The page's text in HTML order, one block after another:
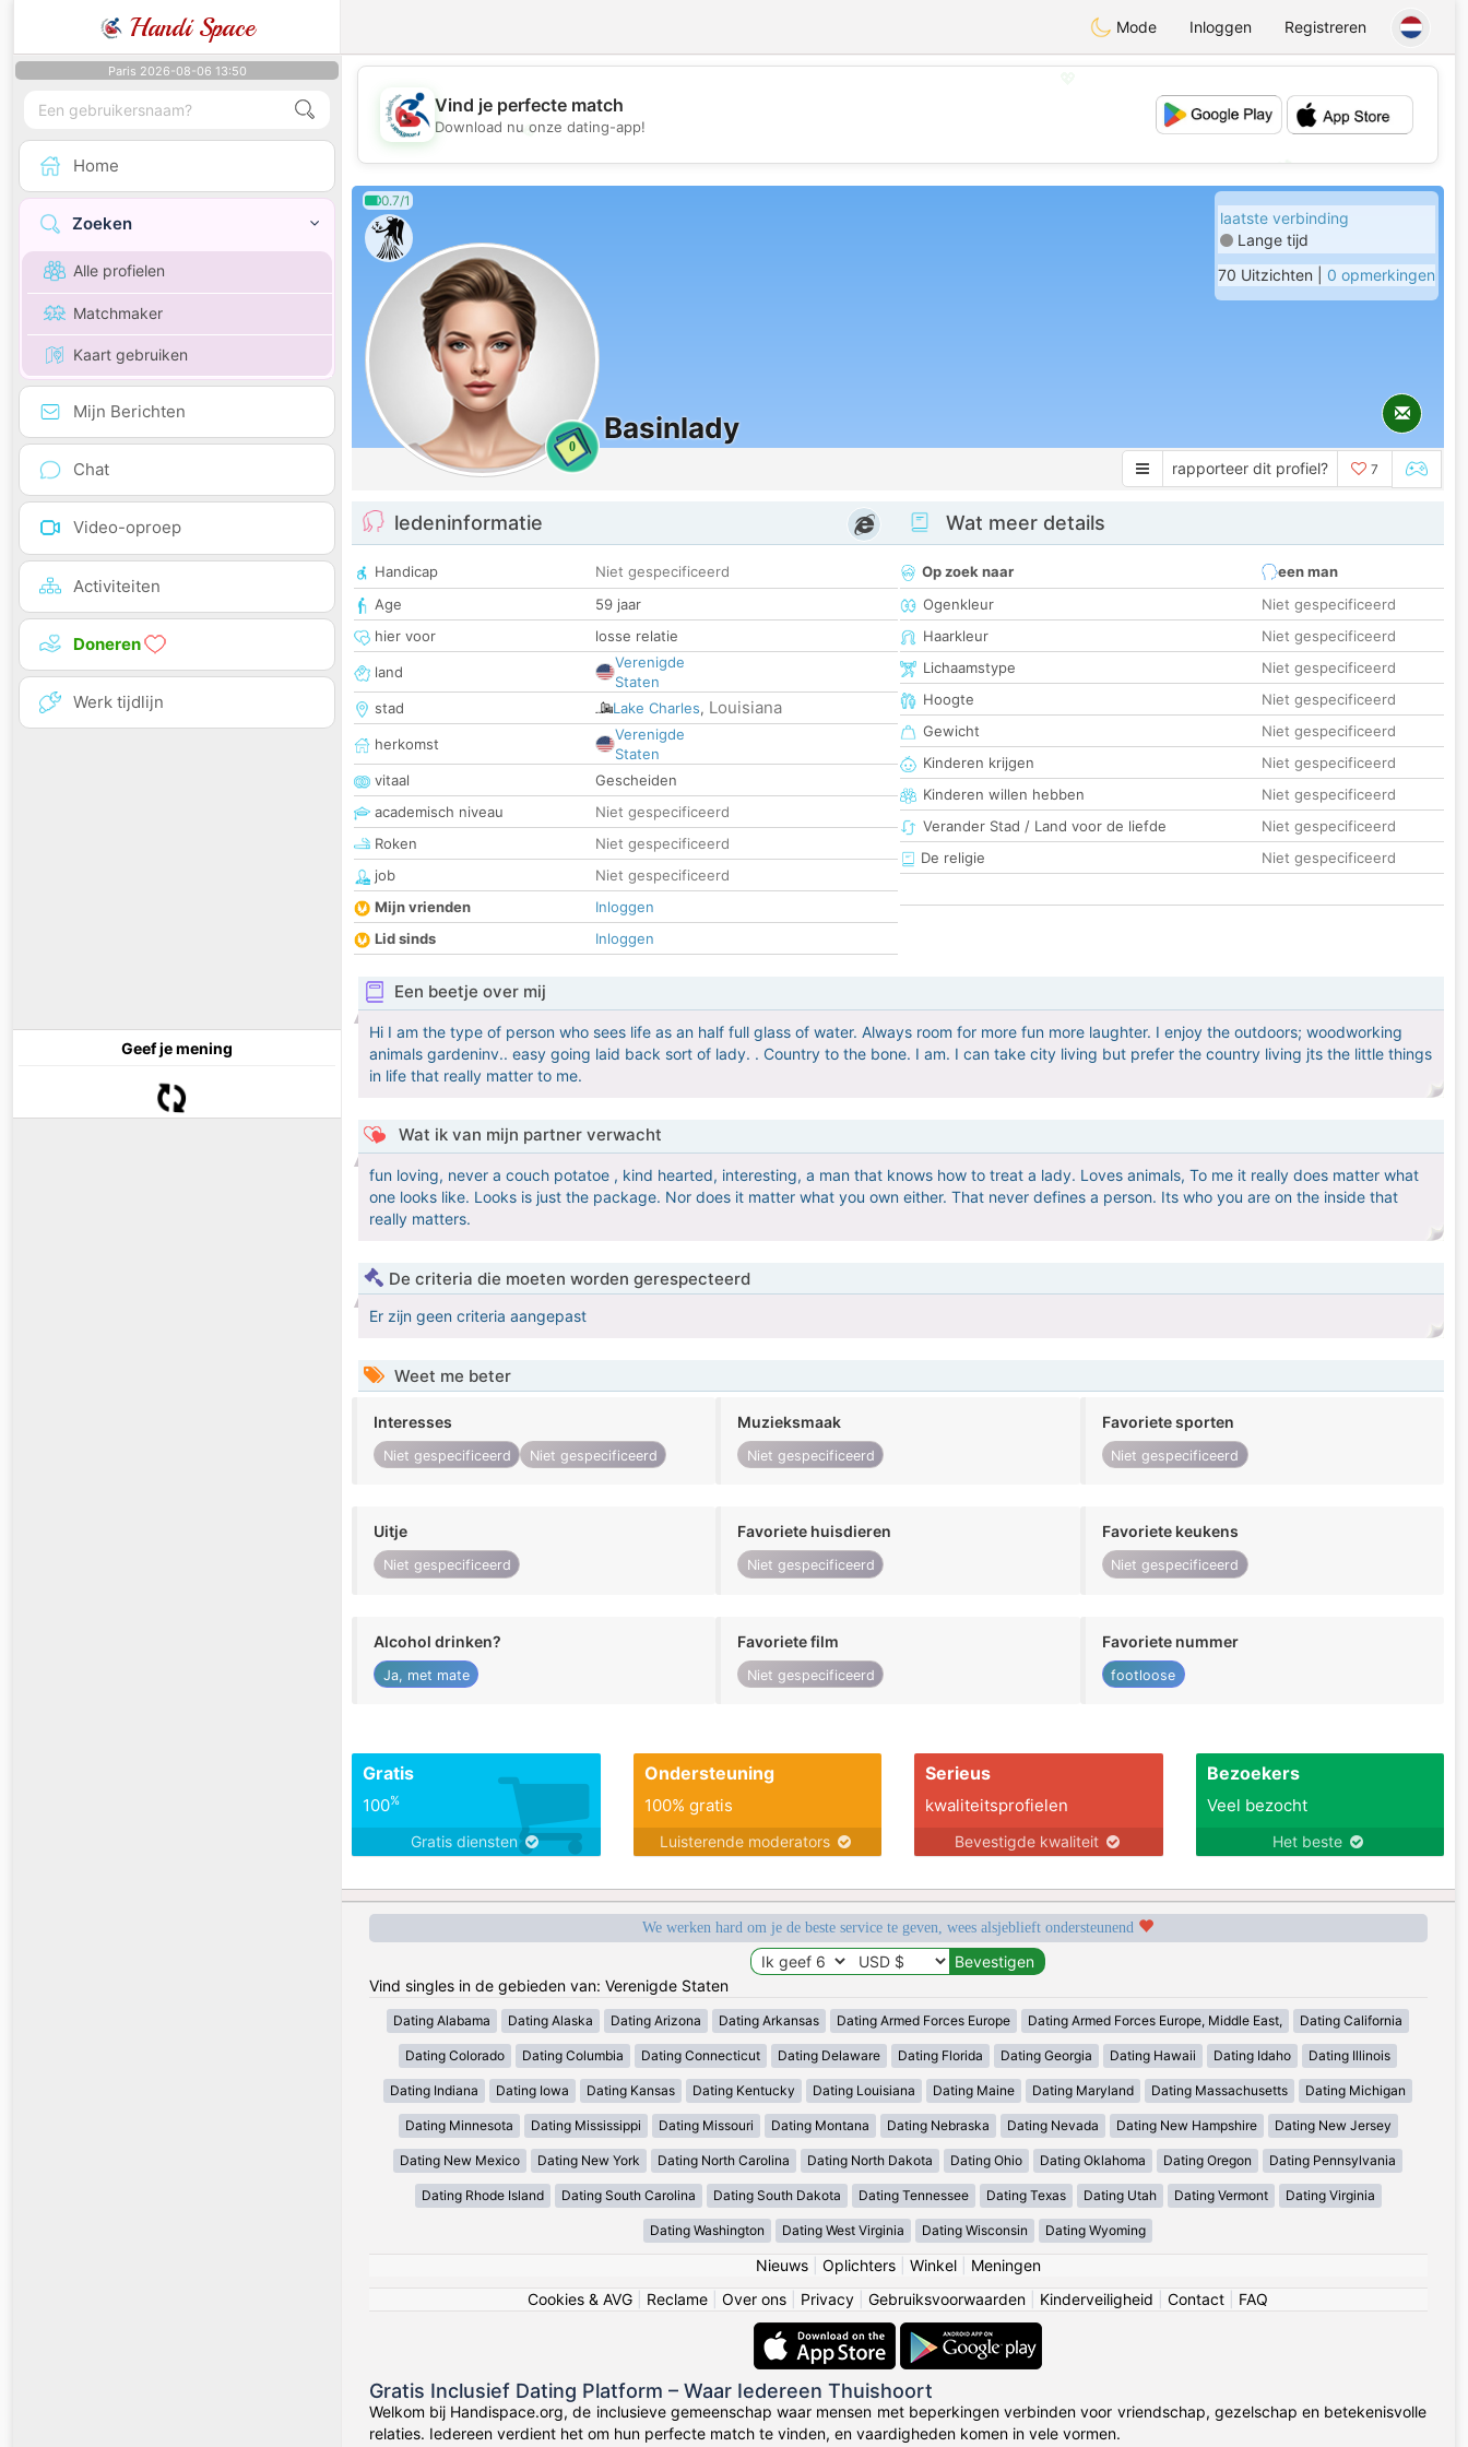
Handi Space Mode Inloggen Registreren
Paris 2026-08-06 13:50
Home
Zoeken
Alle profielen
Matchmaker
Kaart gebruiken
Mijn Berichten
Chat
Video-oproep
Activiteiten
Doneren
Werk tijdlijn
Geef je mening
💖
💕
Vind je perfecte match
Download nu onze dating-app!
0.7/1
0
Basinlady
laatste verbinding
Lange tijd
70 Uitzichten | 0 opmerkingen
rapporteer dit profiel? 7
ledeninformatie
Handicap
Niet gespecificeerd
Age
59 jaar
hier voor
losse relatie
land
Verenigde
Staten
stad
Lake Charles, Louisiana
herkomst
Verenigde
Staten
vitaal
Gescheiden
academisch niveau
Niet gespecificeerd
Roken
Niet gespecificeerd
job
Niet gespecificeerd
Mijn vrienden
Inloggen
Lid sinds
Inloggen
Wat meer details
Op zoek naar
een man
Ogenkleur
Niet gespecificeerd
Haarkleur
Niet gespecificeerd
Lichaamstype
Niet gespecificeerd
Hoogte
Niet gespecificeerd
Gewicht
Niet gespecificeerd
Kinderen krijgen
Niet gespecificeerd
Kinderen willen hebben
Niet gespecificeerd
Verander Stad / Land voor de liefde
Niet gespecificeerd
De religie
Niet gespecificeerd
Een beetje over mij
Hi I am the type of person who sees life as an half full glass of water. Always room for more fun more laughter. I enjoy the outdoors; woodworking
animals gardeninv.. easy going laid back sort of lady. . Country to the bone. I am. I can take city living but prefer the country living jts the little things
in life that really matter to me.
Wat ik van mijn partner verwacht
fun loving, never a couch potatoe , kind hearted, interesting, a man that knows how to treat a lady. Loves animals, To me it really does matter what
one looks like. Looks is just the package. Nor does it matter what you own either. That never defines a person. Its who you are on the inside that
really matters.
De criteria die moeten worden gerespecteerd
Er zijn geen criteria aangepast
Weet me beter
Interesses
Niet gespecificeerd Niet gespecificeerd
Muzieksmaak
Niet gespecificeerd
Favoriete sporten
Niet gespecificeerd
Uitje
Niet gespecificeerd
Favoriete huisdieren
Niet gespecificeerd
Favoriete keukens
Niet gespecificeerd
Alcohol drinken?
Ja, met mate
Favoriete film
Niet gespecificeerd
Favoriete nummer
footloose
Gratis
100%
Gratis diensten
Ondersteuning
100% gratis
Luisterende moderators
Serieus
kwaliteitsprofielen
Bevestigde kwaliteit
Bezoekers
Veel bezocht
Het beste
We werken hard om je de beste service te geven, wees alsjeblieft ondersteunend
Vind singles in de gebieden van: Verenigde Staten
Dating Alabama Dating Alaska Dating Arizona Dating Arkansas Dating Armed Forces Europe Dating Armed Forces Europe, Middle East, Dating California
Dating Colorado Dating Columbia Dating Connecticut Dating Delaware Dating Florida Dating Georgia Dating Hawaii Dating Idaho Dating Illinois
Dating Indiana Dating Iowa Dating Kansas Dating Kentucky Dating Louisiana Dating Maine Dating Maryland Dating Massachusetts Dating Michigan
Dating Minnesota Dating Mississippi Dating Missouri Dating Montana Dating Nebraska Dating Nevada Dating New Hampshire Dating New Jersey
Dating New Mexico Dating New York Dating North Carolina Dating North Dakota Dating Ohio Dating Oklahoma Dating Oregon Dating Pennsylvania
Dating Rhode Island Dating South Carolina Dating South Dakota Dating Tennessee Dating Texas Dating Utah Dating Vermont Dating Virginia
Dating Washington Dating West Virginia Dating Wisconsin Dating Wyoming
Nieuws| Oplichters| Winkel| Meningen
Cookies & AVG
Reclame Over ons Privacy Gebruiksvoorwaarden Kinderveiligheid Contact FAQ
Gratis Inclusief Dating Platform – Waar Iedereen Thuishoort
Welkom bij Handispace.org, de inclusieve gemeenschap waar mensen met beperkingen verbinden voor vriendschap, gezelschap en betekenisvolle
relaties. Iedereen verdient het om hun perfecte match te vinden, en vaardigheden komen in vele vormen.